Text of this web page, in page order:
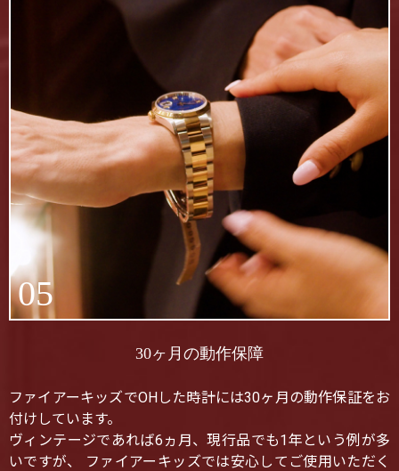
05
30ヶ月の動作保障
ファイアーキッズでOHした時計には30ヶ月の動作保証をお
付けしています。
ヴィンテージであれば6ヵ月、現行品でも1年という例が多
いですが、 ファイアーキッズでは安心してご使用いただく